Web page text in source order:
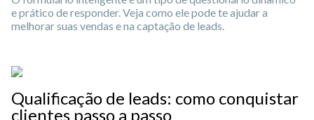
e prático de responder. Veja como ele pode te ajudar a
melhorar suas vendas e na captação de leads.
Qualificação de leads: como conquistar
clientes passo a passo